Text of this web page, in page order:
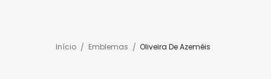
Início Emblemas Oliveira De Azeméis